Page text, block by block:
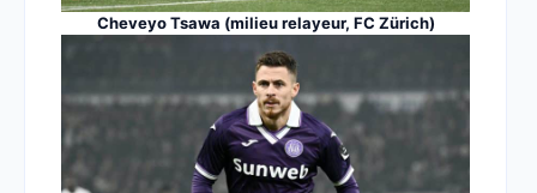
Cheveyo Tsawa (milieu relayeur, FC Zürich)